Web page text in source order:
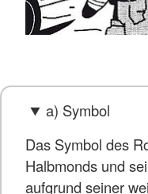
a) Symbol
Das Symbol des
Halbmonds und
aufgrund seiner